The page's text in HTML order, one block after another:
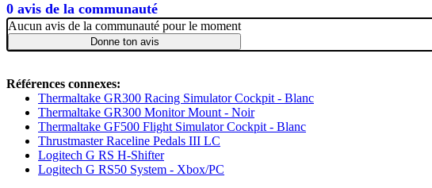
0 avis de la communauté
Aucun avis de la communauté pour le moment
Donne ton avis
Références connexes:
Thermaltake GR300 Racing Simulator Cockpit - Blanc
Thermaltake GR300 Monitor Mount - Noir
Thermaltake GF500 Flight Simulator Cockpit - Blanc
Thrustmaster Raceline Pedals III LC
Logitech G RS H-Shifter
Logitech G RS50 System - Xbox/PC